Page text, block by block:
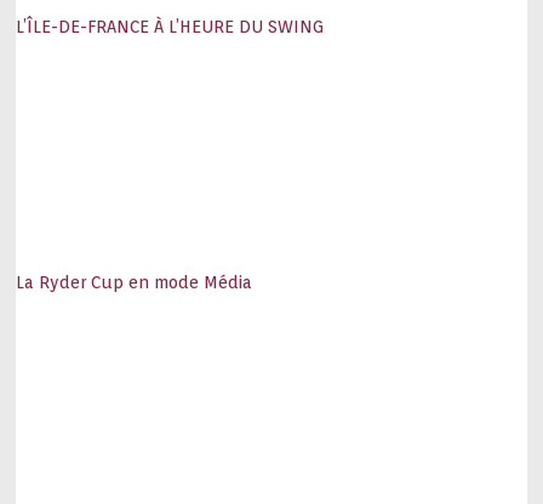
L’ÎLE-DE-FRANCE À L’HEURE DU SWING
La Ryder Cup en mode Média